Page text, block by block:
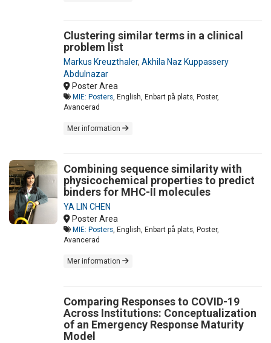
Clustering similar terms in a clinical
problem list
Markus Kreuzthaler, Akhila Naz Kuppassery
Abdulnazar
Poster Area
MIE: Posters , English, Enbart på plats, Poster,
Avancerad
Mer information
Combining sequence similarity with
physicochemical properties to predict
binders for MHC-II molecules
YA LIN CHEN
Poster Area
MIE: Posters , English, Enbart på plats, Poster,
Avancerad
Mer information
Comparing Responses to COVID-19
Across Institutions: Conceptualization
of an Emergency Response Maturity
Model